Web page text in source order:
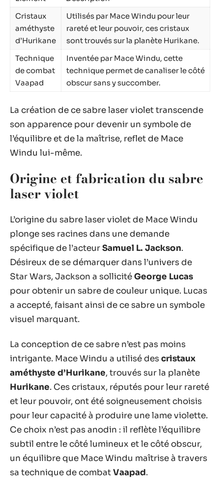
Cristaux
améthyste
d’Hurikane
Utilisés par Mace Windu pour leur
rareté et leur pouvoir, ces cristaux
sont trouvés sur la planète Hurikane.
Technique
de combat
Vaapad
Inventée par Mace Windu, cette
technique permet de canaliser le côté
obscur sans y succomber.
La création de ce sabre laser violet transcende
son apparence pour devenir un symbole de
l’équilibre et de la maîtrise, reflet de Mace
Windu lui-même.
Origine et fabrication du sabre
laser violet
L’origine du sabre laser violet de Mace Windu
plonge ses racines dans une demande
spécifique de l’acteurSamuel L. Jackson.
Désireux de se démarquer dans l’univers de
Star Wars, Jackson a sollicitéGeorge Lucas
pour obtenir un sabre de couleur unique. Lucas
a accepté, faisant ainsi de ce sabre un symbole
visuel marquant.
La conception de ce sabre n’est pas moins
intrigante. Mace Windu a utilisé descristaux
améthyste d’Hurikane, trouvés sur la planète
Hurikane. Ces cristaux, réputés pour leur rareté
et leur pouvoir, ont été soigneusement choisis
pour leur capacité à produire une lame violette.
Ce choix n’est pas anodin : il reflète l’équilibre
subtil entre le côté lumineux et le côté obscur,
un équilibre que Mace Windu maîtrise à travers
sa technique de combatVaapad.